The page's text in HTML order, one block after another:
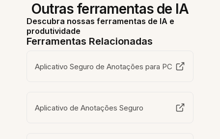
Outras ferramentas de IA
Descubra nossas ferramentas de IA e
produtividade
Ferramentas Relacionadas
Aplicativo Seguro de Anotações para PC
Aplicativo de Anotações Seguro